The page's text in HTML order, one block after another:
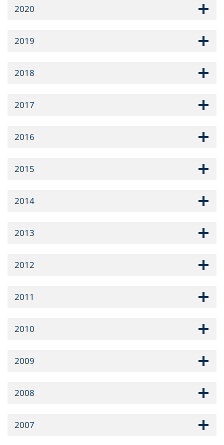
2020
2019
2018
2017
2016
2015
2014
2013
2012
2011
2010
2009
2008
2007